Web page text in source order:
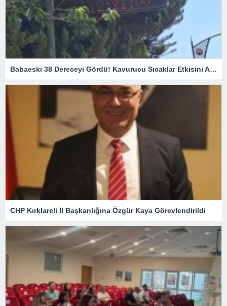
Babaeski 38 Dereceyi Gördü! Kavurucu Sıcaklar Etkisini Artırıyor
CHP Kırklareli İl Başkanlığına Özgür Kaya Görevlendirildi